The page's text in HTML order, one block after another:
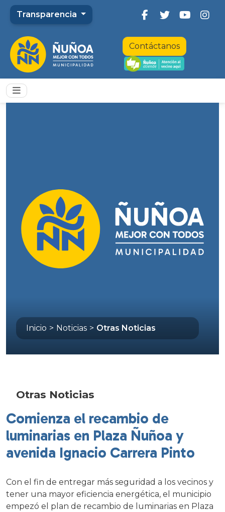
Transparencia
Contáctanos
Inicio > Noticias > Otras Noticias
Otras Noticias
Comienza el recambio de
luminarias en Plaza Ñuñoa y
avenida Ignacio Carrera Pinto
Con el fin de entregar más seguridad a los vecinos y
tener una mayor eficiencia energética, el municipio
empezó el plan de recambio de luminarias en Plaza